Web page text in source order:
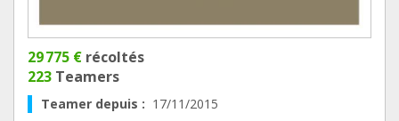
29 775 € récoltés
223 Teamers
Teamer depuis : 17/11/2015